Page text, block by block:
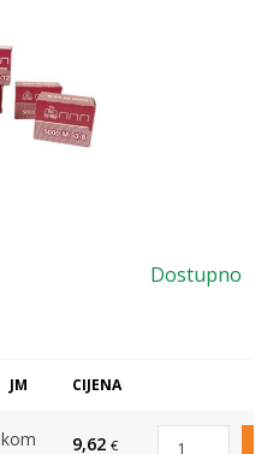
Dostupno
JM CIJENA
kom 9,62 €